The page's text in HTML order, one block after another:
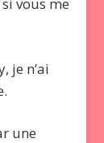
je n’ai
une